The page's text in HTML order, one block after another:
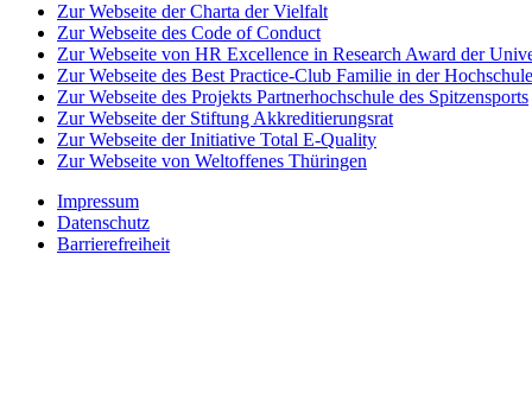
Zur Webseite der Charta der Vielfalt
Zur Webseite des Code of Conduct
Zur Webseite von HR Excellence in Research Award der
Zur Webseite des Best Practice-Club Familie in der Hochschule
Zur Webseite des Projekts Partnerhochschule des Spitzensports
Zur Webseite der Stiftung Akkreditierungsrat
Zur Webseite der Initiative Total E-Quality
Zur Webseite von Weltoffenes Thüringen
Impressum
Datenschutz
Barrierefreiheit